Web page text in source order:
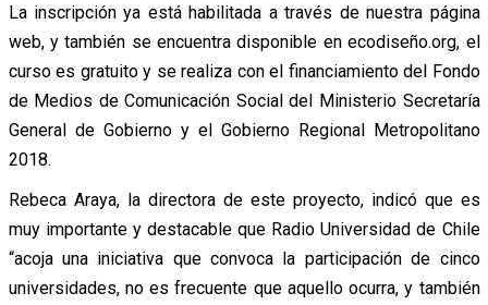
La inscripción ya está habilitada a través de nuestra página
web, y también se encuentra disponible en ecodiseño.org, el
curso es gratuito y se realiza con el financiamiento del Fondo
de Medios de Comunicación Social del Ministerio Secretaría
General de Gobierno y el Gobierno Regional Metropolitano
2018.
Rebeca Araya, la directora de este proyecto, indicó que es
muy importante y destacable que Radio Universidad de Chile
“acoja una iniciativa que convoca la participación de cinco
universidades, no es frecuente que aquello ocurra, y también